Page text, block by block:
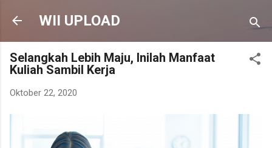
Langsung ke konten utama
WII UPLOAD
Selangkah Lebih Maju, Inilah Manfaat
Kuliah Sambil Kerja
Oktober 22, 2020